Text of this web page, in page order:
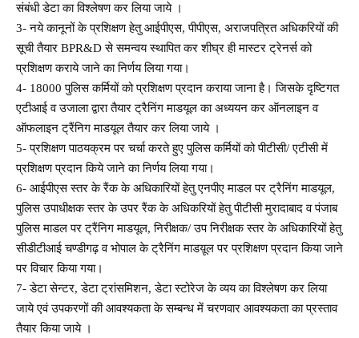
संबंधी डेटा का विश्लेषण कर लिया जाये ।
3- नये कानूनों के प्रशिक्षण हेतु आईपीएस, पीपीएस, अराजपत्रित अधिकरियों की
सूची तैयार BPR&D से समन्वय स्थापित कर शीघ्र ही मास्टर ट्रेनर्स को
प्रशिक्षण कराये जाने का निर्णय लिया गया।
4- 18000 पुलिस कर्मियों को प्रशिक्षण प्रदान कराया जाना है। जिसके दृष्टिगत
एटीआई व उजाला द्वारा तैयार ट्रैनिंग माडयूल का अध्ययन कर ऑनलाइन व
ऑफलाइन ट्रैंनिग माडयूल तैयार कर लिया जाये ।
5- प्रशिक्षण पाठयक्रम पर चर्चा करते हुए पुलिस कर्मियों को पीटीसी/ एटीसी में
प्रशिक्षण प्रदान किये जाने का निर्णय लिया गया।
6- आईपीएस स्तर के रैंक के अधिकारियों हेतु एनपीए माडल पर ट्रैनिंग माडयूल,
पुलिस उपाधीक्षक स्तर के उपर रैंक के अधिकरियों हेतु पीटीसी मुरादाबाद व पंजाब
पुलिस माडल पर ट्रैंनिग माडयूल, निरीक्षक/ उप निरीक्षक स्तर के अधिकारियों हेतु
सीडीटीआई चण्डीगढ़ व भोपाल के ट्रैनिंग माडय़ूल पर प्रशिक्षण प्रदान किया जाने
पर विचार किया गया।
7- डेटा सेन्टर, डेटा ट्रांसमिशन, डेटा स्टोरेज के व्यय का विश्लेषण कर लिया
जाये एवं उपकरणों की आवश्यकता के सम्बन्ध में चरणवार आवश्यकता का प्रस्ताव
तैयार किया जाये ।